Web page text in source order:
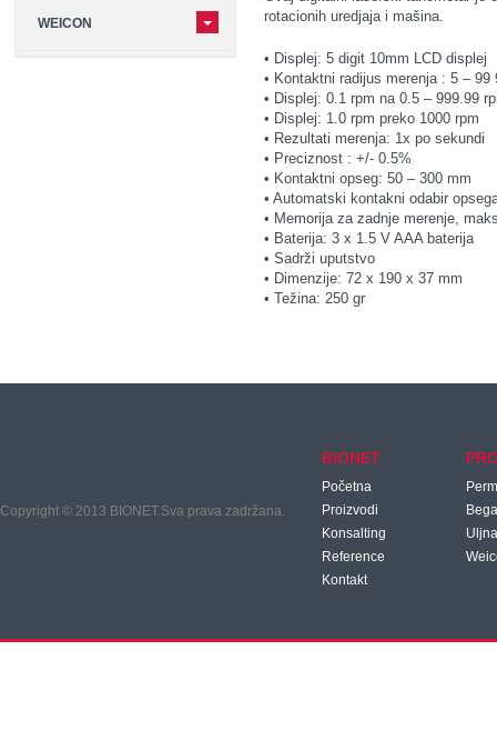
WEICON
rotacionih uredjaja i mašina.
• Displej: 5 digit 10mm LCD displej
• Kontaktni radijus merenja : 5 – 99
• Displej: 0.1 rpm na 0.5 – 999.99
• Displej: 1.0 rpm preko 1000 rpm
• Rezultati merenja: 1x po sekundi
• Preciznost : +/- 0.5%
• Kontaktni opseg: 50 – 300 mm
• Automatski kontakni odabir
• Memorija za zadnje merenje,
• Baterija: 3 x 1.5 V AAA baterija
• Sadrži uputstvo
• Dimenzije: 72 x 190 x 37 mm
• Težina: 250 gr
Copyright © 2013 BIONET.Sva prava zadržana.
BIONET
Početna
Proizvodi
Konsalting
Reference
Kontakt
Bega